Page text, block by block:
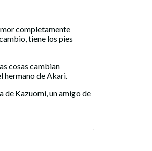
completamente
tiene los pies
cosas cambian
hermano de Akari.
de Kazuomi, un amigo de